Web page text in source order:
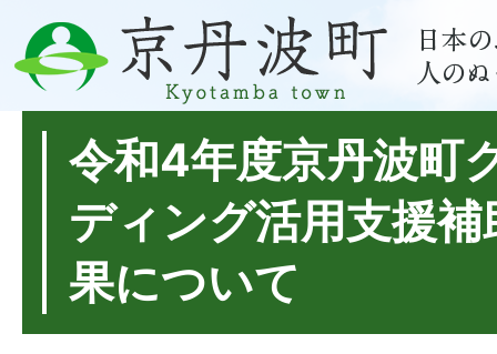
令和4年度京丹波町
ディング活用支援
果について